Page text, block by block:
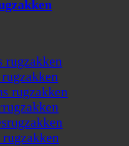
rugzakken
rugzakken
rugzakken